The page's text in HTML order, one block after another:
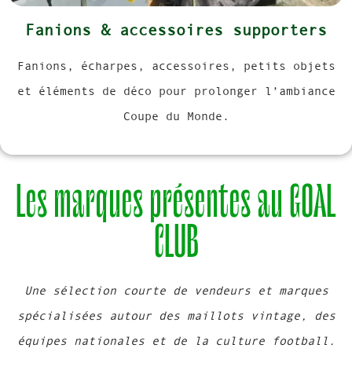
Fanions & accessoires supporters
Fanions, écharpes, accessoires, petits objets
et éléments de déco pour prolonger l’ambiance
Coupe du Monde.
Les marques présentes au GOAL
CLUB
Une sélection courte de vendeurs et marques
spécialisées autour des maillots vintage, des
équipes nationales et de la culture football.